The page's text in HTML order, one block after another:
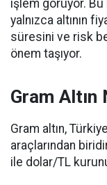
işlem görüyor. Bu
yalnızca altının
süresini ve risk
önem taşıyor.
Gram Altın
Gram altın,
araçlarından
ile dolar/TL